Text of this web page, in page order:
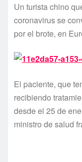
Un turista chino
coronavirus se
por el brote, en
El paciente, que
recibiendo
desde el 25 de
ministro de salud